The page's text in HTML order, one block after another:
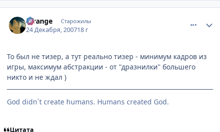
Strange Старожилы
24 Декабря, 200718 г
То был не тизер, а тут реально тизер - минимум кадров из
игры, максимум абстракции - от "дразнилки" большего
никто и не ждал )
God didn`t create humans. Humans created God.
Цитата